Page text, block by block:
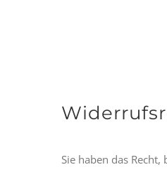
Sie haben das